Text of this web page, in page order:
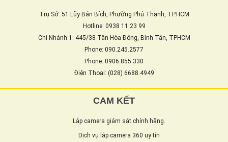
Trụ Sở: 51 Lũy Bán Bích, Phường Phú Thạnh, TP.HCM
Hotline: 0938 11 23 99
Chi Nhánh 1: 445/38 Tân Hòa Đông, Bình Tân, TPHCM
Phone: 090.245.2577
Phone: 0906.855.330
Điện Thoại: (028) 6688.4949
CAM KẾT
Lắp camera giám sát chính hãng.
Dịch vụ lắp camera 360 uy tín